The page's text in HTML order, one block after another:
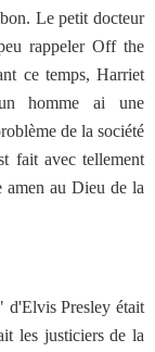
Le petit docteur
rappeler Off the
ce temps, Harriet
homme ai une
de la société
fait avec tellement
amen au Dieu de la
d'Elvis Presley était
les justiciers de la